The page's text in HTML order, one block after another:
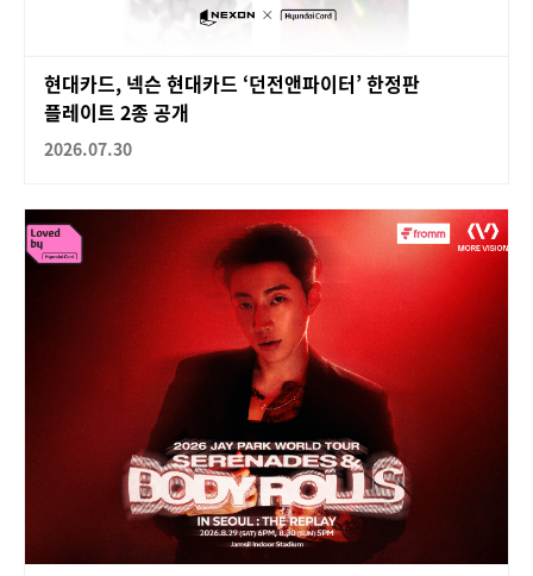
현대카드, 넥슨 현대카드 ‘던전앤파이터’ 한정판
플레이트 2종 공개
2026.07.30